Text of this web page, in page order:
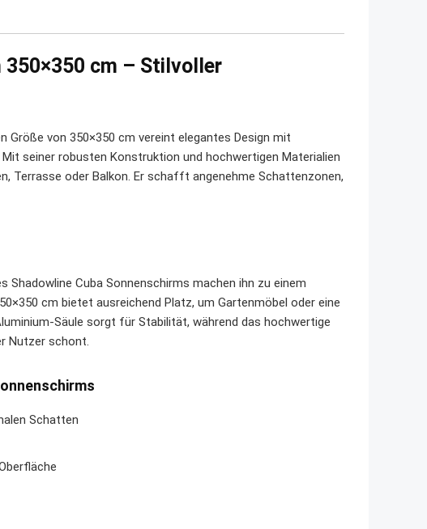
350×350 cm – Stilvoller
Größe von 350×350 cm vereint elegantes Design mit
seiner robusten Konstruktion und hochwertigen Materialien
Terrasse oder Balkon. Er schafft angenehme Schattenzonen,
Shadowline Cuba Sonnenschirms machen ihn zu einem
cm bietet ausreichend Platz, um Gartenmöbel oder eine
Säule sorgt für Stabilität, während das hochwertige
Nutzer schont.
Schatten